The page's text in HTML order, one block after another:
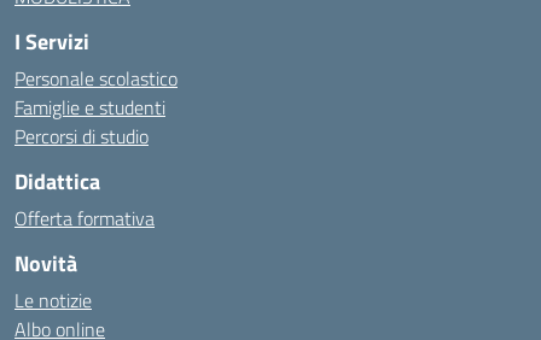
I Servizi
Personale scolastico
Famiglie e studenti
Percorsi di studio
Didattica
Offerta formativa
Novità
Le notizie
Albo online